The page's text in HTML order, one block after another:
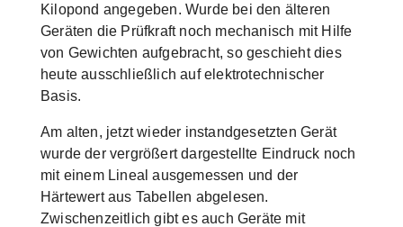
Kilopond angegeben. Wurde bei den älteren
Geräten die Prüfkraft noch mechanisch mit Hilfe
von Gewichten aufgebracht, so geschieht dies
heute ausschließlich auf elektrotechnischer
Basis.
Am alten, jetzt wieder instandgesetzten Gerät
wurde der vergrößert dargestellte Eindruck noch
mit einem Lineal ausgemessen und der
Härtewert aus Tabellen abgelesen.
Zwischenzeitlich gibt es auch Geräte mit